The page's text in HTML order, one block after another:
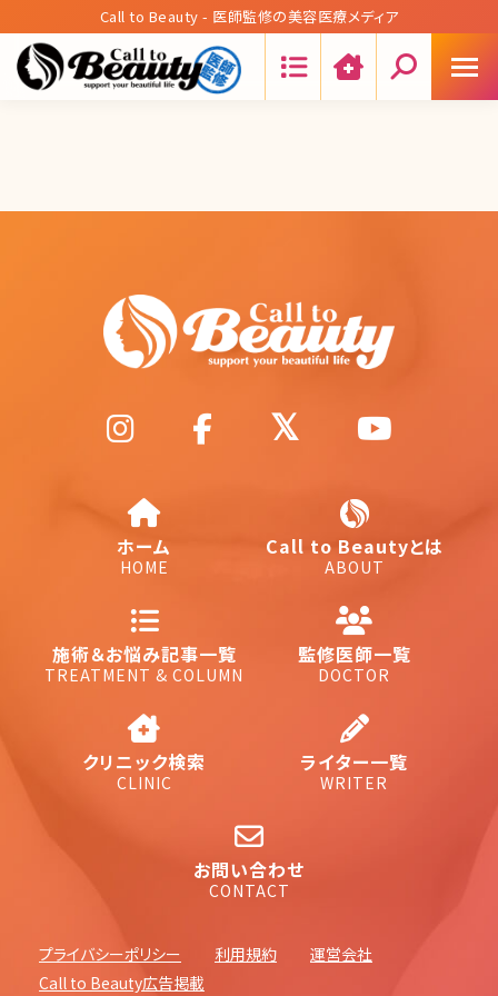
Call to Beauty - 医師監修の美容医療メディア
ホーム
HOME
Call to Beautyとは
ABOUT
施術＆お悩み記事一覧
TREATMENT & COLUMN
監修医師一覧
DOCTOR
クリニック検索
CLINIC
ライター一覧
WRITER
お問い合わせ
CONTACT
プライバシーポリシー 利用規約
運営会社
Call to Beauty広告掲載